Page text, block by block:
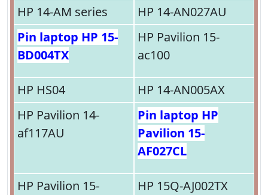
HP 14-AM series
HP 14-AN027AU
Pin laptop HP 15-
BD004TX
HP Pavilion 15-
ac100
HP HS04
HP 14-AN005AX
HP Pavilion 14-
af117AU
Pin laptop HP
Pavilion 15-
AF027CL
HP Pavilion 15-
HP 15Q-AJ002TX